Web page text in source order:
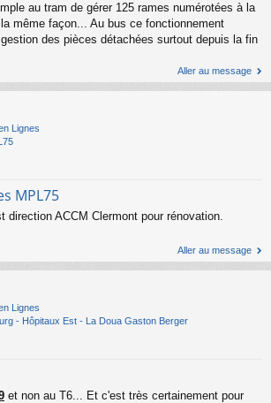
au tram de gérer 125 rames numérotées à la
même façon... Au bus ce fonctionnement
des pièces détachées surtout depuis la fin
Aller au message
Lignes
MPL75
direction ACCM Clermont pour rénovation.
Aller au message
Lignes
- Hôpitaux Est - La Doua Gaston Berger
et non au T6... Et c'est très certainement pour